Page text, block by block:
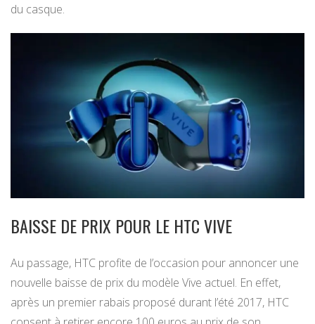
du casque.
BAISSE DE PRIX POUR LE HTC VIVE
Au passage, HTC profite de l’occasion pour annoncer une
nouvelle baisse de prix du modèle Vive actuel. En effet,
après un premier rabais proposé durant l’été 2017, HTC